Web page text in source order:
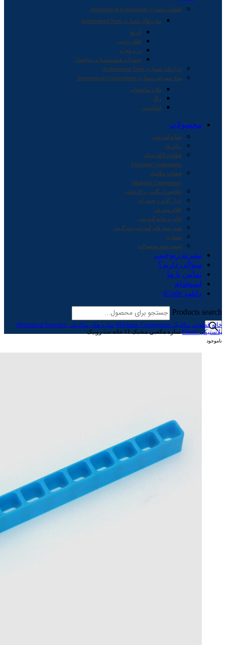
قطعات معماری Architectural Components
سازه های معماری Architectural Parts
آجرها
اقلام تزئینی
در و پنجره
تجهیزات هوشمندسازی ساختمان
ابزارهای معماری Architectural Tools
مواد مصرفی معماری Architectural Consumables
ملات ساختمانی
رنگ
فنداسیون
محصولات
صنایع آموزشی
ربات ها
قطعات الکترونیک
Electronic Components
قطعات مکانیک
Mechanic Components
خلاقیت اریگامی و کاردستی
ابزار آلات و تجهیزات
اقلام مصرفی
کتاب و منابع آموزشی
همه بسته های آموزشی-سرگرمی
معماری
لیست همه محصولات
نشریه ربوچیپ
سوالی دارید؟
تماس با ما
استخدام
دانلود iCode
Products search
خانه قطعات مکانیک Mechanic Components
سازه های مکانیکی Mechanical Structure
پلاستیکی Plastic
سازه مکعبی مشبک 11 خانه نت روبیک
ناموجود